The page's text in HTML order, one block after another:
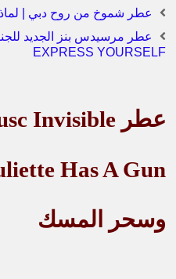
عطر شموخ من روح دبي |
EXPRESS YOURSELF
عطرInvisible
Has A Gun
وسحر المسك